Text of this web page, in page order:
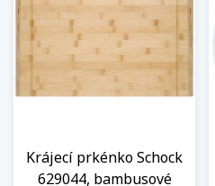
Krájecí prkénko Schock
629044, bambusové